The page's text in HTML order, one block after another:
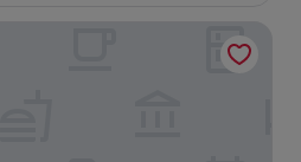
de
111 €